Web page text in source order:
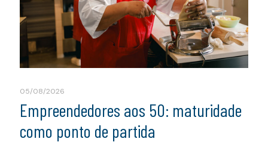
05/08/2026
Empreendedores aos 50: maturidade
como ponto de partida